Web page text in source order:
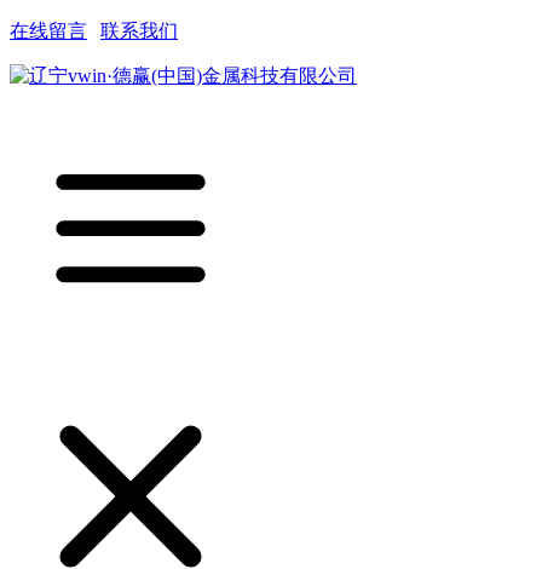
在线留言 联系我们